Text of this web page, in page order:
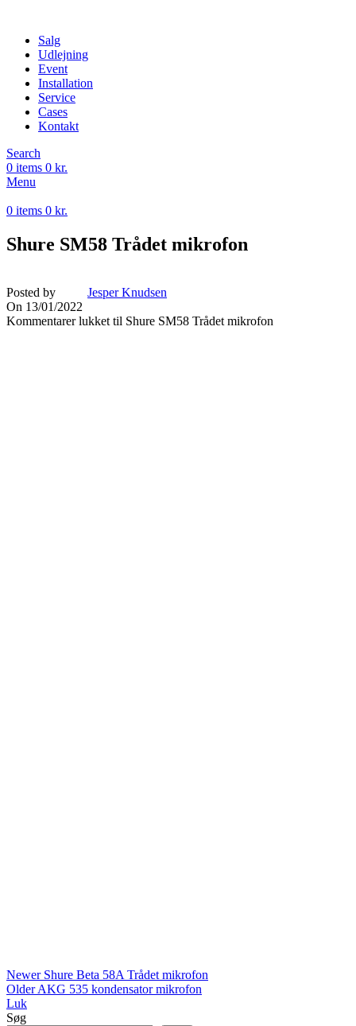
Salg
Udlejning
Event
Installation
Service
Cases
Kontakt
Search
0 items 0 kr.
Menu
0 items 0 kr.
Shure SM58 Trådet mikrofon
Posted by
Jesper Knudsen
On 13/01/2022
Kommentarer lukket til Shure SM58 Trådet mikrofon
Newer Shure Beta 58A Trådet mikrofon
Older AKG 535 kondensator mikrofon
Luk
Søg